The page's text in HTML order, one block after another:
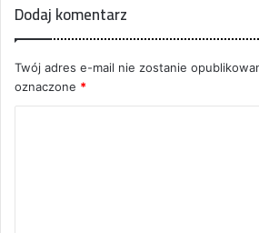
Dodaj komentarz
Twój adres e-mail nie zostanie
oznaczone *